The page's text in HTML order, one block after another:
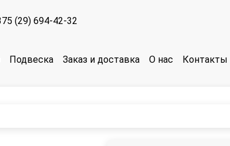
(29) 694-42-32
Подвеска Заказ и доставка О нас Контакты